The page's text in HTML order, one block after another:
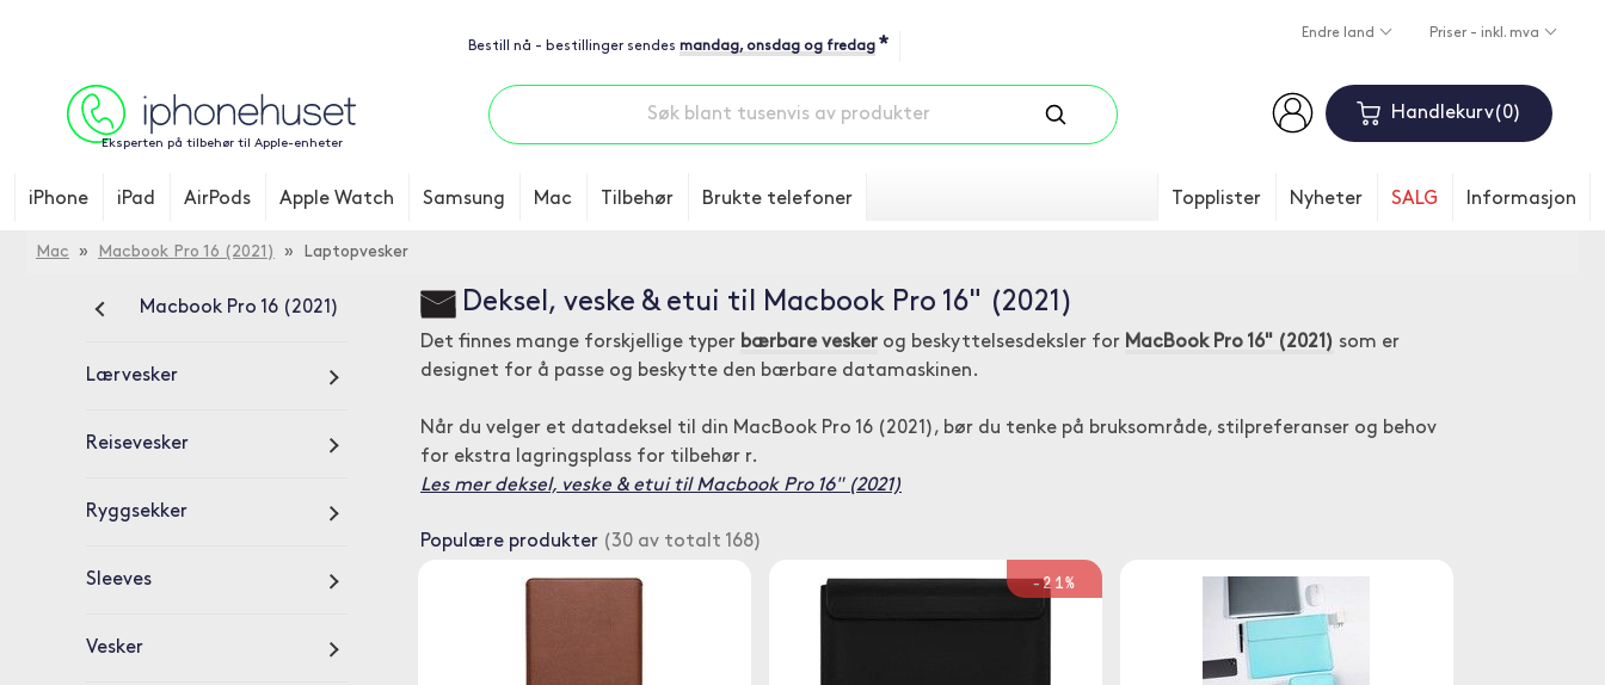
Bestill nå - bestillinger sendes mandag, onsdag og fredag *
Endre land Priser - inkl. mva
Eksperten på tilbehør til Apple-enheter
Handlekurv 0
iPhone iPad AirPods Apple Watch Samsung Mac Tilbehør Brukte telefoner Topplister Nyheter SALG Informasjon
Mac » Macbook Pro 16 (2021) » Laptopvesker
Macbook Pro 16 (2021)
Lærvesker
Reisevesker
Ryggsekker
Sleeves
Vesker
Deksel, veske & etui til Macbook Pro 16" (2021)
Det finnes mange forskjellige typer bærbare vesker og beskyttelsesdeksler for MacBook Pro 16" (2021) som er
designet for å passe og beskytte den bærbare datamaskinen.
Når du velger et datadeksel til din MacBook Pro 16 (2021), bør du tenke på bruksområde, stilpreferanser og behov
for ekstra lagringsplass for tilbehør r.
Les mer deksel, veske & etui til Macbook Pro 16" (2021)
Populære produkter (30 av totalt 168)
-21%